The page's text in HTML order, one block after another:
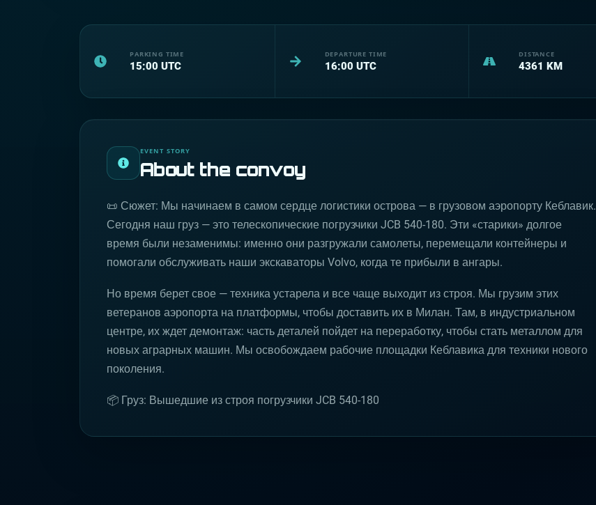
PARKING TIME
15:00 UTC
DEPARTURE TIME
16:00 UTC
DISTANCE
4361 KM
EVENT STORY
About the convoy
📜 Сюжет: Мы начинаем в самом сердце логистики острова — в грузовом аэропорту Кеблавик.
Сегодня наш груз — это телескопические погрузчики JCB 540-180. Эти «старики» долгое
время были незаменимы: именно они разгружали самолеты, перемещали контейнеры и
помогали обслуживать наши экскаваторы Volvo, когда те прибыли в ангары.
Но время берет свое — техника устарела и все чаще выходит из строя. Мы грузим этих
ветеранов аэропорта на платформы, чтобы доставить их в Милан. Там, в индустриальном
центре, их ждет демонтаж: часть деталей пойдет на переработку, чтобы стать металлом для
новых аграрных машин. Мы освобождаем рабочие площадки Кеблавика для техники нового
поколения.
📦 Груз: Вышедшие из строя погрузчики JCB 540-180